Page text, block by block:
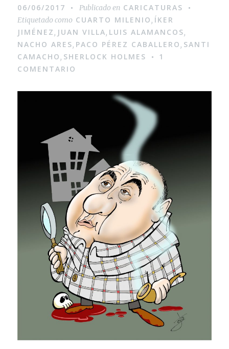
06/06/2017 Publicado en CARICATURAS
Etiquetado como CUARTO MILENIO, ÍKER
JIMÉNEZ, JUAN VILLA, LUIS ALAMANCOS,
NACHO ARES, PACO PÉREZ CABALLERO, SANTI
CAMACHO, SHERLOCK HOLMES
1
COMENTARIO